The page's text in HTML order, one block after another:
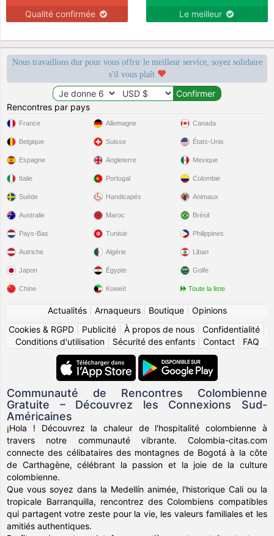
Qualité confirmée Le meilleur
Nous travaillons dur pour vous offrir le meilleur service, soyez solidaire
s'il vous plaît
Rencontres par pays
France
Belgique
Espagne
Italie
Suède
Allemagne
Suisse
Angleterre
Portugal
Handicapés
Canada
États-Unis
Mexique
Colombie
Animaux
Australie
Pays-Bas
Autriche
Japon
Chine
Maroc
Tunisie
Algérie
Égypte
Koweït
Brésil
Philippines
Liban
Golfe
Toute la liste
Actualités| Arnaqueurs| Boutique| Opinions
Cookies & RGPD
Publicité À propos de nous Confidentialité
Conditions d'utilisation| Sécurité des enfants| Contact| FAQ
Communauté de Rencontres Colombienne
Gratuite – Découvrez les Connexions Sud-
Américaines
¡Hola ! Découvrez la chaleur de l'hospitalité colombienne à
travers notre communauté vibrante. Colombia-citas.com
connecte des célibataires des montagnes de Bogotá à la côte
de Carthagène, célébrant la passion et la joie de la culture
colombienne.
Que vous soyez dans la Medellín animée, l'historique Cali ou la
tropicale Barranquilla, rencontrez des Colombiens compatibles
qui partagent votre zeste pour la vie, les valeurs familiales et les
amitiés authentiques.